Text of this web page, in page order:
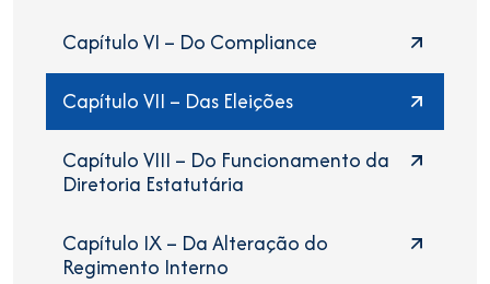
Capítulo VI – Do Compliance
Capítulo VII – Das Eleições
Capítulo VIII – Do Funcionamento da
Diretoria Estatutária
Capítulo IX – Da Alteração do
Regimento Interno